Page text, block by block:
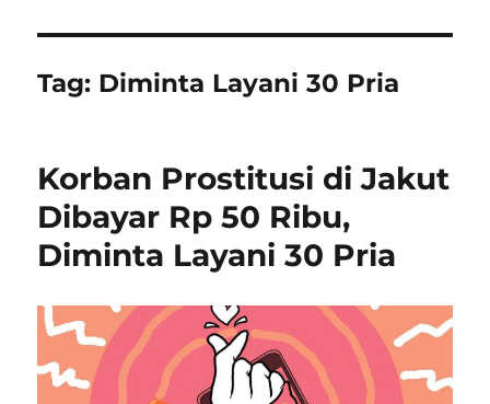
Tag: Diminta Layani 30 Pria
Korban Prostitusi di Jakut
Dibayar Rp 50 Ribu,
Diminta Layani 30 Pria